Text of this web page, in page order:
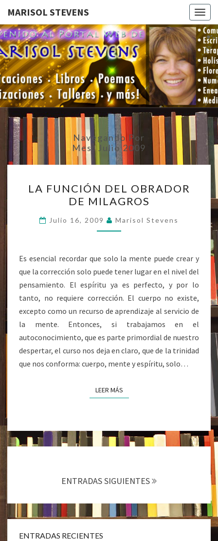
MARISOL STEVENS
MARISOL
STEVENS
Bienvenidos
A Mi Portal
Web.
Navegando Por
Mes: Julio 2009
FUNCIÓN
DEL
OBRADOR
DE
LA FUNCIÓN DEL OBRADOR
DE MILAGROS
Julio 16, 2009 Marisol Stevens
Es esencial recordar que solo la mente puede crear y
que la corrección solo puede tener lugar en el nivel del
pensamiento. El espíritu ya es perfecto, y por lo
tanto, no requiere corrección. El cuerpo no existe,
excepto como un recurso de aprendizaje al servicio de
la mente. Entonces, si trabajamos en el
autoconocimiento, que es parte primordial de nuestro
despertar, el curso nos deja en claro, que de la trinidad
que nos conforma: cuerpo, mente y espíritu, solo…
LEER MÁSLEER MÁS
ENTRADAS SIGUIENTES
ENTRADAS RECIENTES